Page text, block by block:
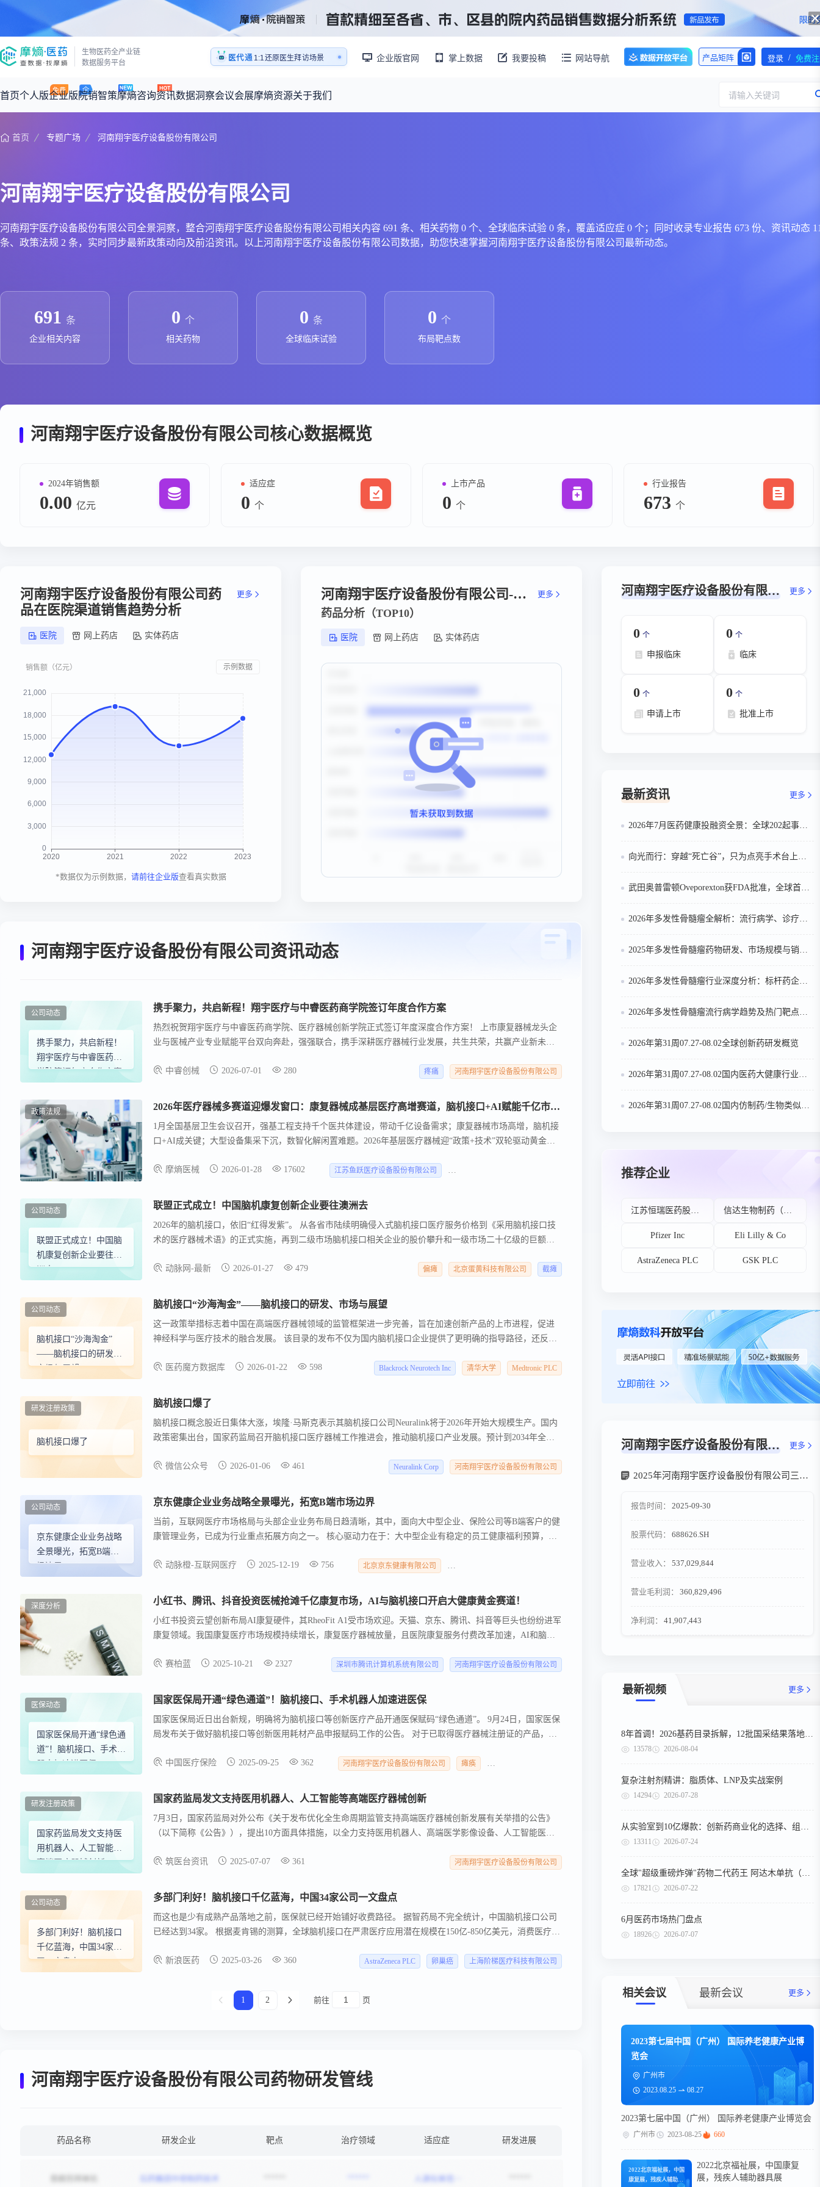
生物医药全产业链
数据服务平台
医代通
1:1还原医生拜访场景
医药销售AI模拟陪练系统
企业版官网 掌上数据 我要投稿 网站导航 产品矩阵 登录 / 免费
首页个人版企业版院销智策摩熵咨询
咨询服务
产品立项评估及管线规划
数据定制服务
产业/行业调研
市场洞察咨询服务
投资决策与交易估值
“十五五”战略规划 最新 从实验室到10亿爆款：创新药商业化的选择、组织与执行
资讯
摩熵原创
深度分析
过评精选
政策法规
赛道梳理
投融资
注册审批
时讯
科普
研发注册政策
交易并购
人事变动
专家观点
行业分析
数据洞察
数据中心
基于市场数据，为您提供全面的市场趋势分析与决策支持 整合全球研发数据与行业前沿情报，为药物研发提供全链条专业信息支撑
政策法规
上市医药企业年报
药品生产企业
临床进展
会议会展摩熵资源
回放
王中健
关于我们 请输入关键词
首页 专题广场 河南翔宇医疗设备股份有限公司
河南翔宇医疗设备股份有限公司
河南翔宇医疗设备股份有限公司全景洞察，整合河南翔宇医疗设备股份有限公司相关内容 691 条、相关药物 0 个、全球临床试验 0 条，覆盖适应症 0 个；同时收录专业报告 673 份、资讯动态
条、政策法规 2 条，实时同步最新政策动向及前沿资讯。以上河南翔宇医疗设备股份有限公司数据，助您快速掌握河南翔宇医疗设备股份有限公司最新动态。
691 条
企业相关内容
0 个
相关药物
0 条
全球临床试验
0 个
布局靶点数
河南翔宇医疗设备股份有限公司核心数据概览
2024年销售额
0.00 亿元
适应症
0 个
上市产品
0 个
行业报告
673 个
河南翔宇医疗设备股份有限公司药
品在医院渠道销售趋势分析
更多
医院 网上药店 实体药店
示例数据
*数据仅为示例数据， 请前往企业版查看真实数据
河南翔宇医疗设备股份有限公司-医院销售额 更多
药品分析（TOP10）
医院 网上药店 实体药店
河南翔宇医疗设备股份有限公司资讯动态
携手聚力，共启新程！
翔宇医疗与中睿医药商
学院签订年度合作方案
公司动态 携手聚力，共启新程！翔宇医疗与中睿医药商学院签订年度合作方案
热烈祝贺翔宇医疗与中睿医药商学院、医疗器械创新学院正式签订年度深度合作方案！ 上市康复器械龙头企
业与医械产业专业赋能平台双向奔赴，强强联合，携手深耕医疗器械行业发展，共生共荣，共赢产业新未
代码：688626)，专注于疼痛、神经、骨科、产后、术后、心肺、中医、养老及医养结合等康复领域，为全国
中睿创械 2026-07-01 280 疼痛 河南翔宇医疗设备股份有限公司
政策法规 2026年医疗器械多赛道迎爆发窗口：康复器械成基层医疗高增赛道，脑机接口+AI赋能千亿市场爆发
1月全国基层卫生会议召开，强基工程支持千个医共体建设，带动千亿设备需求；康复器械市场高增，脑机接
口+AI成关键；大型设备集采下沉，数智化解闲置难题。2026年基层医疗器械迎“政策+技术”双轮驱动黄金
摩熵医械
2026-01-28 17602 江苏鱼跃医疗设备股份有限公司 河南翔宇医疗设备股份有限公司 北京万东医疗科技股份有限公司
联盟正式成立！中国脑
机康复创新企业要往澳
洲去
公司动态 联盟正式成立！中国脑机康复创新企业要往澳洲去
2026年的脑机接口，依旧“红得发紫”。 从各省市陆续明确侵入式脑机接口医疗服务价格到《采用脑机接口技
术的医疗器械术语》的正式实施，再到二级市场脑机接口相关企业的股价攀升和一级市场二十亿级的巨额融
举办。动脉网-最新 2026-01-27 479 偏瘫 北京蛋黄科技有限公司 截瘫
脑机接口“沙海淘金”
——脑机接口的研发、
市场与展望
公司动态 脑机接口“沙海淘金”——脑机接口的研发、市场与展望
这一政策举措标志着中国在高端医疗器械领域的监管框架进一步完善，旨在加速创新产品的上市进程，促进
神经科学与医疗技术的融合发展。 该目录的发布不仅为国内脑机接口企业提供了更明确的指导路径，还反映
入场，2026年年初，美敦力宣布与脑机接口公司Precision Neuroscience合作，这是首个主要医疗器械制造商与
医药魔方数据库 2026-01-22 598 Blackrock Neurotech Inc 清华大学 Medtronic PLC
脑机接口爆了
研发注册政策 脑机接口爆了
脑机接口概念股近日集体大涨，埃隆·马斯克表示其脑机接口公司Neuralink将于2026年开始大规模生产。国内
政策密集出台，国家药监局召开脑机接口医疗器械工作推进会，推动脑机接口产业发展。预计到2034年全球
复领域有较多应用，预计2027年下半年至2028年行业将进入爆发期。翔宇医疗等企业提前布局脑机接口技
微信公众号 2026-01-06 461 Neuralink Corp 河南翔宇医疗设备股份有限公司
京东健康企业业务战略
全景曝光，拓宽B端市
场边界
公司动态 京东健康企业业务战略全景曝光，拓宽B端市场边界
当前，互联网医疗市场格局与头部企业业务布局日趋清晰，其中，面向大中型企业、保险公司等B端客户的健
康管理业务，已成为行业重点拓展方向之一。 核心驱动力在于：大中型企业有稳定的员工健康福利预算，保
场注入了持续增长动力。 以保险和企业为主的B端市场，能为互联网医疗平台带来持续、规模化的收入，在
动脉橙-互联网医疗 2025-12-19 756 北京京东健康有限公司 深圳迈瑞生物医疗电子股份有限公司 河南翔宇医疗设备股份有限公司
深度分析 小红书、腾讯、抖音投资医械抢滩千亿康复市场，AI与脑机接口开启大健康黄金赛道！
小红书投资云望创新布局AI康复硬件，其RheoFit A1受市场欢迎。天猫、京东、腾讯、抖音等巨头也纷纷进军
康复领域。我国康复医疗市场规模持续增长，康复医疗器械放量，且医院康复服务付费改革加速，AI和脑机
赛柏蓝
2025-10-21 2327 深圳市腾讯计算机系统有限公司 河南翔宇医疗设备股份有限公司
国家医保局开通“绿色通
道”！脑机接口、手术机
器人加速进医保
医保动态 国家医保局开通“绿色通道”！脑机接口、手术机器人加速进医保
国家医保局近日出台新规，明确将为脑机接口等创新医疗产品开通医保赋码“绿色通道”。 9月24日，国家医保
局发布关于做好脑机接口等创新医用耗材产品申报赋码工作的公告。 对于已取得医疗器械注册证的产品，企
书、产品实物照片等资料，国家医保局将优先加快产品赋码进度。
中国医疗保险 2025-09-25 362 河南翔宇医疗设备股份有限公司 瘫痪 赛诺医疗科学技术股份有限公司
国家药监局发文支持医
用机器人、人工智能等
高端医疗器械创新
研发注册政策 国家药监局发文支持医用机器人、人工智能等高端医疗器械创新
7月3日，国家药监局对外公布《关于发布优化全生命周期监管支持高端医疗器械创新发展有关举措的公告》
（以下简称《公告》），提出10方面具体措施，以全力支持医用机器人、高端医学影像设备、人工智能医疗
健康领域。 具体措施包括，优化特殊审批程序、完善分类和命名原则、持续健全标准体系、进一步明晰注册
产业发展、推进监管科学研究和推动全球监管协调。 《公告》明确，对符合要求的国内首创、国际领先，且
通，将审评指导深度嵌入研发环节。
筑医台资讯 2025-07-07 361 河南翔宇医疗设备股份有限公司
多部门利好！脑机接口
千亿蓝海，中国34家公
司一文盘点
公司动态 多部门利好！脑机接口千亿蓝海，中国34家公司一文盘点
而这也是少有成熟产品落地之前，医保就已经开始铺好收费路径。 据智药局不完全统计，中国脑机接口公司
已经达到34家。 根据麦肯锡的测算，全球脑机接口在严肃医疗应用潜在规模在150亿-850亿美元，消费医疗应
新浪医药
2025-03-26 360 AstraZeneca PLC 卵巢癌 上海阶梯医疗科技有限公司
1 2 前往 页
河南翔宇医疗设备股份有限公司药物研发管线
药品名称 研发企业 靶点 治疗领域 适应症 研发进展
河南翔宇医疗设备股份有限公司-数据概览 更多
0 个
申报临床
0 个
临床
0 个
申请上市
0 个
批准上市
最新资讯 更多
2026年7月医药健康投融资全景：全球202起事件、中国99起，医疗器械+医药研发双赛道吸金564亿
向光而行：穿越“死亡谷”，只为点亮手术台上的那束光
武田奥普雷顿Oveporexton获FDA批准，全球首个靶向食欲素的1型发作性睡病对因治疗药物上市
2026年多发性骨髓瘤全解析：流行病学、诊疗及医保政策梳理
2025年多发性骨髓瘤药物研发、市场规模与销售趋势全解析
2026年多发性骨髓瘤行业深度分析：标杆药企案例与技术迭代研判
2026年多发性骨髓瘤流行病学趋势及热门靶点药物市场表现洞察
2026年第31周07.27-08.02全球创新药研发概览
2026年第31周07.27-08.02国内医药大健康行业政策法规汇总
2026年第31周07.27-08.02国内仿制药/生物类似物申报/审批数据分析
推荐企业
江苏恒瑞医药股份有限公司 信达生物制药（苏州）有限公司
Pfizer Inc Eli Lilly & Co
AstraZeneca PLC GSK PLC
河南翔宇医疗设备股份有限公司最新年报 更多
2025年河南翔宇医疗设备股份有限公司三季报
报告时间： 2025-09-30
股票代码： 688626.SH
营业收入： 537,029,844
营业毛利润： 360,829,496
净利润： 41,907,443
最新视频 更多
13578 2026-08-04
复杂注射剂精讲：脂质体、LNP及实战案例
14294 2026-07-28
13311 2026-07-24
17821 2026-07-22
6月医药市场热门盘点
18926 2026-07-07
相关会议 最新会议 更多
2023第七届中国（广州） 国际养老健康产业博
览会
广州市
2023.08.25
08.27
2023第七届中国（广州） 国际养老健康产业博览会
广州市 2023-08-25 660
2022北京福祉展，中国
康复展，残疾人辅助器
2022北京福祉展，中国康复
展，残疾人辅助器具展